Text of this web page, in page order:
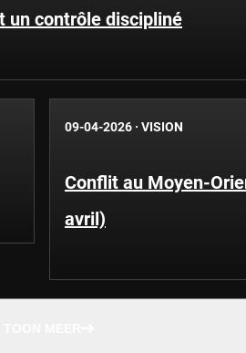
un contrôle discipliné
09-04-2026 · VISION
Conflit au Moyen-
avril)